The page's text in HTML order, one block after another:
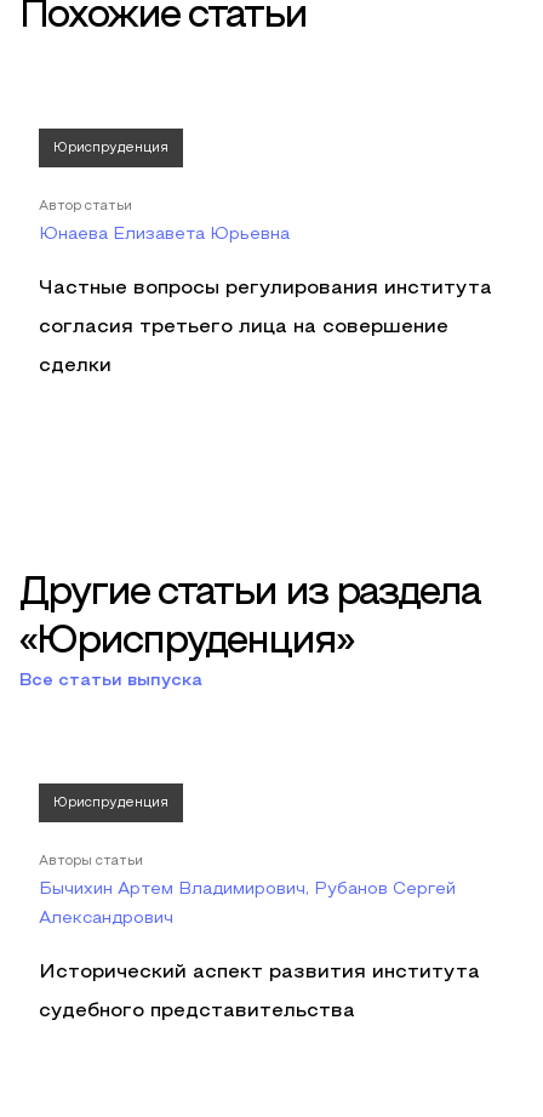
Похожие статьи
Юриспруденция
Автор статьи
Юнаева Елизавета Юрьевна
Частные вопросы регулирования института
согласия третьего лица на совершение
сделки
Другие статьи из раздела
«Юриспруденция»
Все статьи выпуска
Юриспруденция
Авторы статьи
Бычихин Артем Владимирович, Рубанов Сергей
Александрович
Исторический аспект развития института
судебного представительства